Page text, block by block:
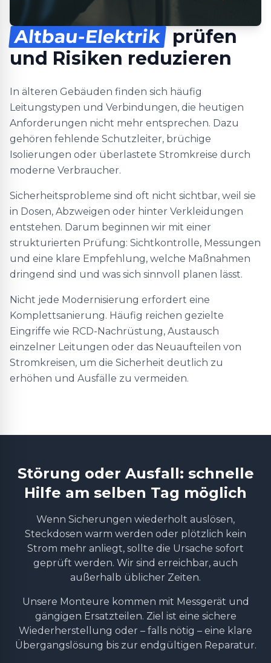
Altbau-Elektrik prüfen
und Risiken reduzieren
In älteren Gebäuden finden sich häufig
Leitungstypen und Verbindungen, die heutigen
Anforderungen nicht mehr entsprechen. Dazu
gehören fehlende Schutzleiter, brüchige
Isolierungen oder überlastete Stromkreise durch
moderne Verbraucher.
Sicherheitsprobleme sind oft nicht sichtbar, weil sie
in Dosen, Abzweigen oder hinter Verkleidungen
entstehen. Darum beginnen wir mit einer
strukturierten Prüfung: Sichtkontrolle, Messungen
und eine klare Empfehlung, welche Maßnahmen
dringend sind und was sich sinnvoll planen lässt.
Nicht jede Modernisierung erfordert eine
Komplettsanierung. Häufig reichen gezielte
Eingriffe wie RCD-Nachrüstung, Austausch
einzelner Leitungen oder das Neuaufteilen von
Stromkreisen, um die Sicherheit deutlich zu
erhöhen und Ausfälle zu vermeiden.
Störung oder Ausfall: schnelle
Hilfe am selben Tag möglich
Wenn Sicherungen wiederholt auslösen,
Steckdosen warm werden oder plötzlich kein
Strom mehr anliegt, sollte die Ursache sofort
geprüft werden. Wir sind erreichbar, auch
außerhalb üblicher Zeiten.
Unsere Monteure kommen mit Messgerät und
gängigen Ersatzteilen. Ziel ist eine sichere
Wiederherstellung oder – falls nötig – eine klare
Übergangslösung bis zur endgültigen Reparatur.